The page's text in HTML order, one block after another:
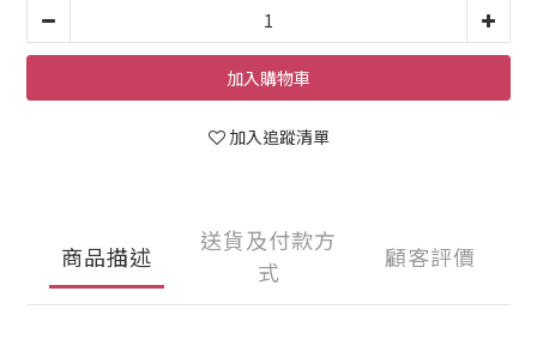
加入購物車
加入追蹤清單
商品描述
送貨及付款方
式
顧客評價